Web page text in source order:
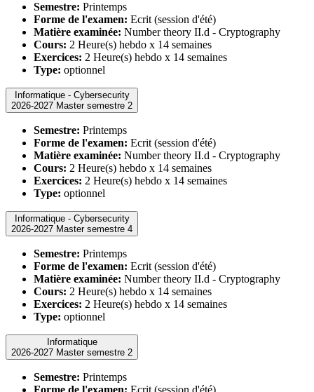
Semestre: Printemps
Forme de l'examen: Ecrit (session d'été)
Matière examinée: Number theory II.d - Cryptography
Cours: 2 Heure(s) hebdo x 14 semaines
Exercices: 2 Heure(s) hebdo x 14 semaines
Type: optionnel
Informatique - Cybersecurity
2026-2027 Master semestre 2
Semestre: Printemps
Forme de l'examen: Ecrit (session d'été)
Matière examinée: Number theory II.d - Cryptography
Cours: 2 Heure(s) hebdo x 14 semaines
Exercices: 2 Heure(s) hebdo x 14 semaines
Type: optionnel
Informatique - Cybersecurity
2026-2027 Master semestre 4
Semestre: Printemps
Forme de l'examen: Ecrit (session d'été)
Matière examinée: Number theory II.d - Cryptography
Cours: 2 Heure(s) hebdo x 14 semaines
Exercices: 2 Heure(s) hebdo x 14 semaines
Type: optionnel
Informatique
2026-2027 Master semestre 2
Semestre: Printemps
Forme de l'examen: Ecrit (session d'été)